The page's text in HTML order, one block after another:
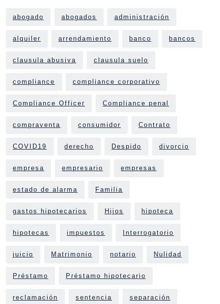
abogado abogados administración
alquiler arrendamiento banco bancos
clausula abusiva clausula suelo
compliance compliance corporativo
Compliance Officer Compliance penal
compraventa consumidor Contrato
COVID19 derecho Despido divorcio
empresa empresario empresas
estado de alarma Familia
gastos hipotecarios Hijos hipoteca
hipotecas impuestos Interrogatorio
juicio Matrimonio notario Nulidad
Préstamo Préstamo hipotecario
reclamación sentencia separación